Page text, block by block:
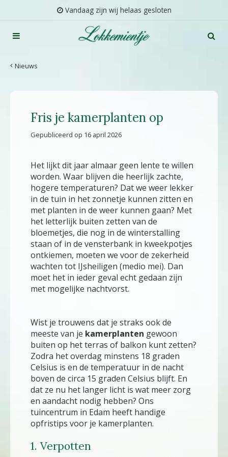
Nieuws
Vandaag zijn wij helaas gesloten
Fris je kamerplanten op
Gepubliceerd op 16 april 2026
Het lijkt dit jaar almaar geen lente te willen
worden. Waar blijven die heerlijk zachte,
hogere temperaturen? Dat we weer lekker
in de tuin in het zonnetje kunnen zitten en
met planten in de weer kunnen gaan? Met
het letterlijk buiten zetten van de
bloemetjes, die nog in de winterstalling
staan of in de vensterbank in kweekpotjes
ontkiemen, moeten we voor de zekerheid
wachten tot IJsheiligen (medio mei). Dan
moet het in ieder geval echt gedaan zijn
met mogelijke nachtvorst.
Wist je trouwens dat je straks ook de
meeste van je kamerplanten gewoon
buiten op het terras of balkon kunt zetten?
Zodra het overdag minstens 18 graden
Celsius is en de temperatuur in de nacht
boven de circa 15 graden Celsius blijft. En
dat ze nu het langer licht is wat meer zorg
en aandacht nodig hebben? Ons
tuincentrum in Edam heeft handige
opfristips voor je kamerplanten.
1. Verpotten